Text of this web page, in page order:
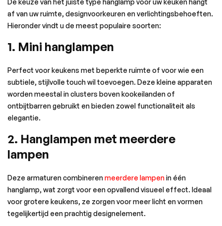
af van uw ruimte, designvoorkeuren en verlichtingsbehoeften.
Hieronder vindt u de meest populaire soorten:
1. Mini hanglampen
Perfect voor keukens met beperkte ruimte of voor wie een
subtiele, stijlvolle touch wil toevoegen. Deze kleine apparaten
worden meestal in clusters boven kookeilanden of
ontbijtbarren gebruikt en bieden zowel functionaliteit als
elegantie.
2. Hanglampen met meerdere
lampen
Deze armaturen combinerenmeerdere lampenin één
hanglamp, wat zorgt voor een opvallend visueel effect. Ideaal
voor grotere keukens, ze zorgen voor meer licht en vormen
tegelijkertijd een prachtig designelement.